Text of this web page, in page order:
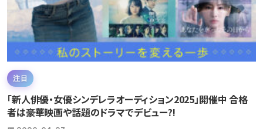
注目
「新人俳優・女優シンデレラオーディション2025」開催中 合格
者は豪華映画や話題のドラマでデビュー?!